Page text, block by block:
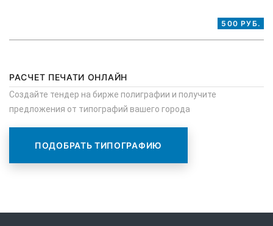
500 РУБ.
РАСЧЕТ ПЕЧАТИ ОНЛАЙН
Создайте тендер на бирже полиграфии и получите
предложения от типографий вашего города
ПОДОБРАТЬ ТИПОГРАФИЮ